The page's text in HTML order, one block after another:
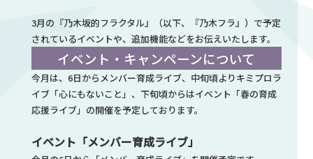
3月の『乃木坂的フラクタル』（以下、『乃木フラ』）で予定
されているイベントや、追加機能などをお伝えいたします。
イベント・キャンペーンについて
今月は、6日からメンバー育成ライブ、中旬頃よりキミプロラ
イブ「心にもないこと」、下旬頃からはイベント「春の育成
応援ライブ」の開催を予定しております。
イベント「メンバー育成ライブ」